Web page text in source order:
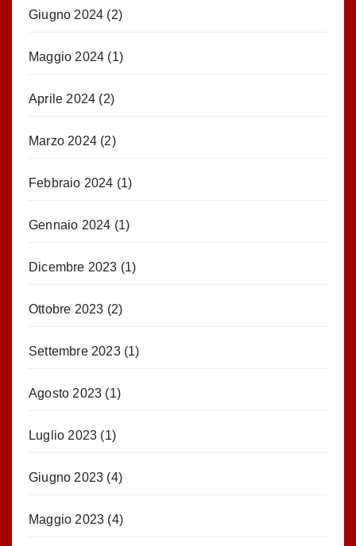
Giugno 2024 (2)
Maggio 2024 (1)
Aprile 2024 (2)
Marzo 2024 (2)
Febbraio 2024 (1)
Gennaio 2024 (1)
Dicembre 2023 (1)
Ottobre 2023 (2)
Settembre 2023(1)
Agosto 2023 (1)
Luglio 2023 (1)
Giugno 2023 (4)
Maggio 2023 (4)